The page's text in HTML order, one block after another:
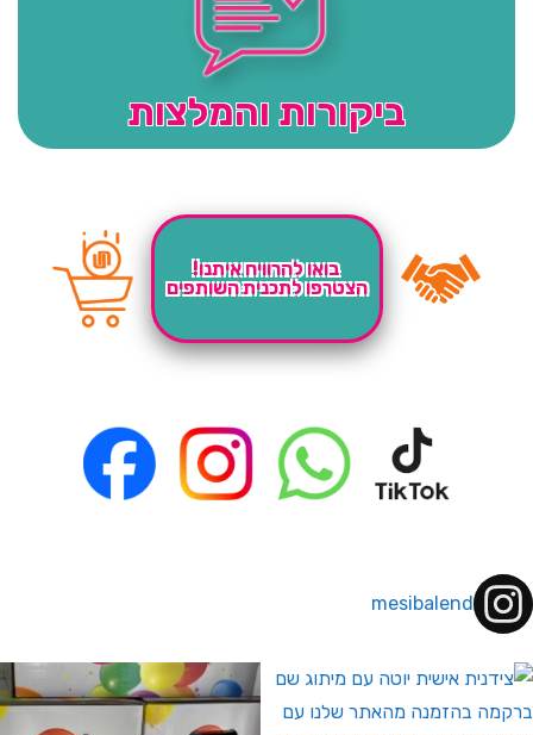
ביקורות והמלצות
בואו להרוויח איתנו!
הצטרפו לתכנית השותפים
mesibalend
לחברי מועדון ומצטרפים חדשים🤍